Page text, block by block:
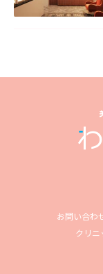
お問い合わ
クリニ